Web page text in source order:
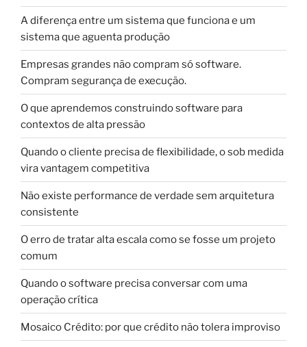
A diferença entre um sistema que funciona e um
sistema que aguenta produção
Empresas grandes não compram só software.
Compram segurança de execução.
O que aprendemos construindo software para
contextos de alta pressão
Quando o cliente precisa de flexibilidade, o sob medida
vira vantagem competitiva
Não existe performance de verdade sem arquitetura
consistente
O erro de tratar alta escala como se fosse um projeto
comum
Quando o software precisa conversar com uma
operação crítica
Mosaico Crédito: por que crédito não tolera improviso